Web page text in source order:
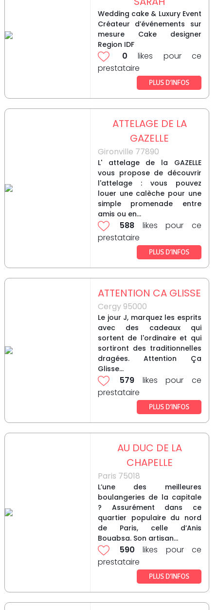
Wedding cake & Luxury Event
Créateur d’événements sur
mesure Cake designer
Region IDF
0 likes pour ce
prestataire
PLUS D’INFOS
ATTELAGE DE LA
GAZELLE
Gironville 77890
L' attelage de la GAZELLE
vous propose de découvrir
l'attelage : vous pouvez
louer une calèche pour une
simple promenade entre
amis ou en...
588 likes pour ce
prestataire
PLUS D’INFOS
ATTENTION CA GLISSE
Cergy 95000
Le jour J, marquez les esprits
avec des cadeaux qui
sortent de l'ordinaire et qui
sortiront des traditionnelles
dragées. Attention Ça
Glisse...
579 likes pour ce
prestataire
PLUS D’INFOS
AU DUC DE LA
CHAPELLE
Paris 75018
L’une des meilleures
boulangeries de la capitale
? Assurément dans ce
quartier populaire du nord
de Paris, celle d’Anis
Bouabsa. Son artisan...
590 likes pour ce
prestataire
PLUS D’INFOS